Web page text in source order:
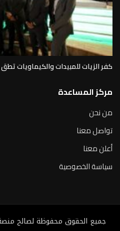
كفر الزيات للمبيدات والكيماويات
مركز المساعدة
من نحن
تواصل معنا
أعلن معنا
سياسة الخصوصية
جميع الحقوق محفوظة لصالح منصة القرار